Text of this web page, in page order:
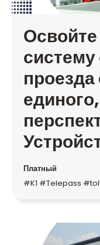
единого,
Платный
#K1 #Telepass #toll